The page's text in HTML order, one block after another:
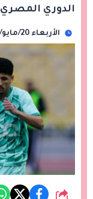
الدوري المصري
الأربعاء 20/مايو/2026 - 07:30 م
شارك